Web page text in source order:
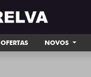
OFERTAS NOVOS